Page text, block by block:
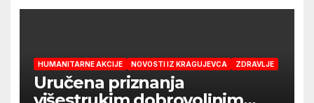
HUMANITARNE AKCIJE NOVOSTI IZ KRAGUJEVCA ZDRAVLJE
Uručena priznanja